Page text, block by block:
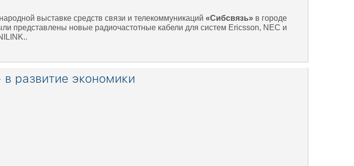
выставке средств связи и телекоммуникаций «Сибсвязь» в городе
представлены новые радиочастотные кабели для систем Ericsson, NEC и
развитие экономики